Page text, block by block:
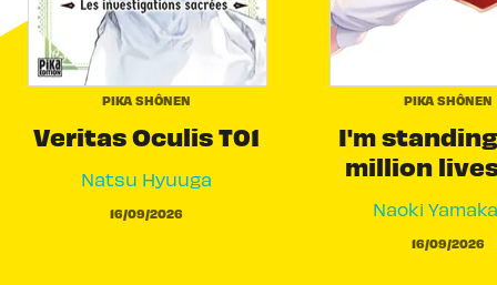
PIKA SHÔNEN
Veritas Oculis T01
Natsu Hyuuga
16/09/2026
PIKA SHÔNEN
I'm
million
Naoki
16/09/2026